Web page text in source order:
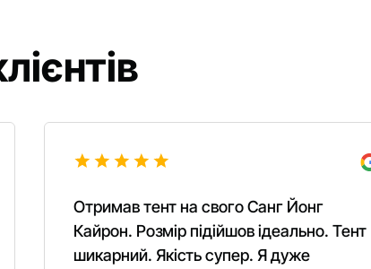
Отримав тент на свого Санг Йонг
Кайрон. Розмір підійшов ідеально. Тент
шикарний. Якість супер. Я дуже